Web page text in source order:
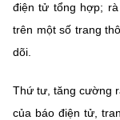
điện tử tổng hợp;
trên một số trang
dõi.
Thứ tư, tăng cường
của báo điện tử,